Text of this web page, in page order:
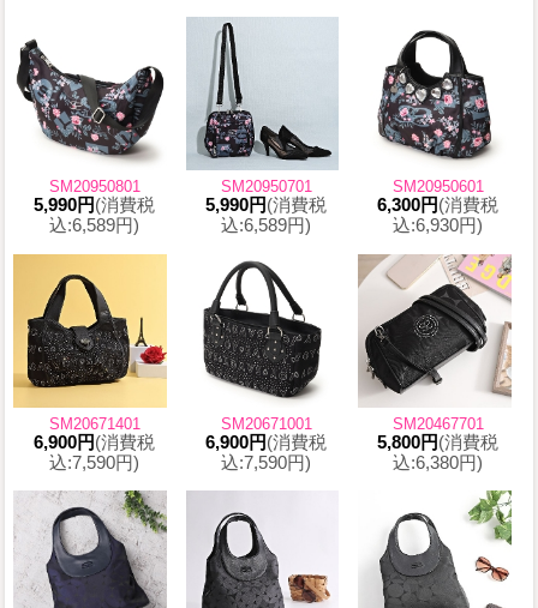
SM20950801
5,990円(消費税
込:6,589円)
SM20950701
5,990円(消費税
込:6,589円)
SM20950601
6,300円(消費税
込:6,930円)
SM20671401
6,900円(消費税
込:7,590円)
SM20671001
6,900円(消費税
込:7,590円)
SM20467701
5,800円(消費税
込:6,380円)